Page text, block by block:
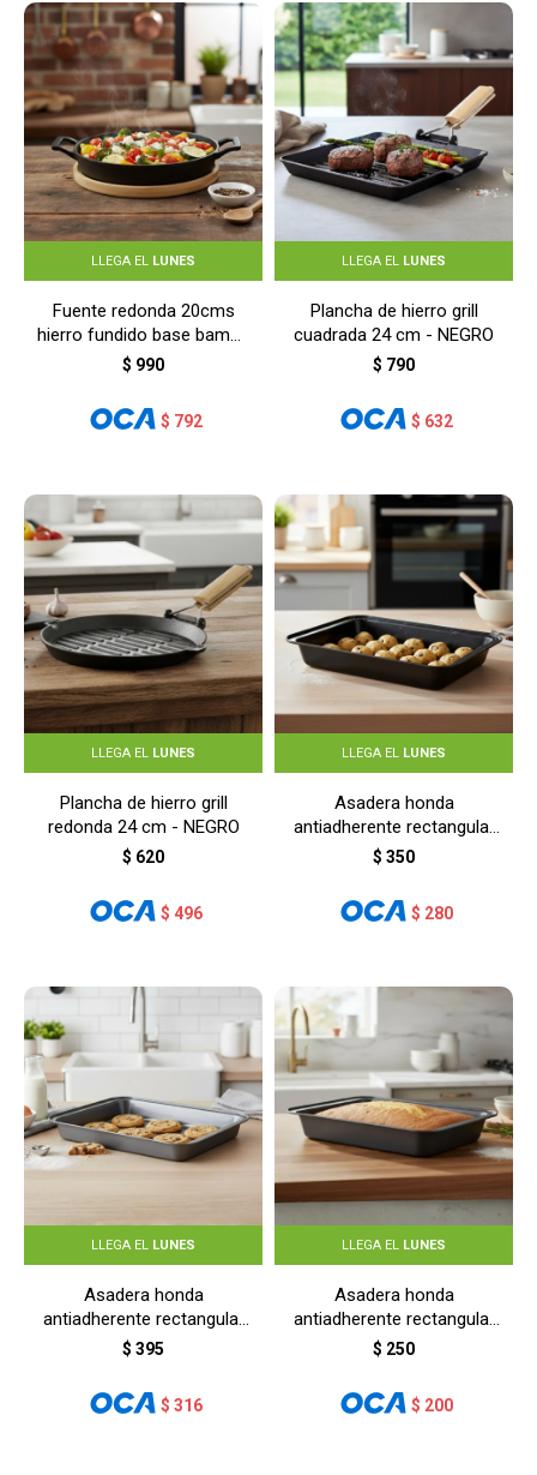
LLEGA EL LUNES
Fuente redonda 20cms
hierro fundido base bambú
- NEGRO
$ 990
$ 792
LLEGA EL LUNES
Plancha de hierro grill
cuadrada 24 cm - NEGRO
$ 790
$ 632
LLEGA EL LUNES
Plancha de hierro grill
redonda 24 cm - NEGRO
$ 620
$ 496
LLEGA EL LUNES
Asadera honda
antiadherente rectangular
37,5x25,5x5 cm - GRIS
$ 350
$ 280
LLEGA EL LUNES
Asadera honda
antiadherente rectangular
42,5x29x5 cm - GRIS
$ 395
$ 316
LLEGA EL LUNES
Asadera honda
antiadherente rectangular
30x20x4 cm - GRIS
$ 250
$ 200